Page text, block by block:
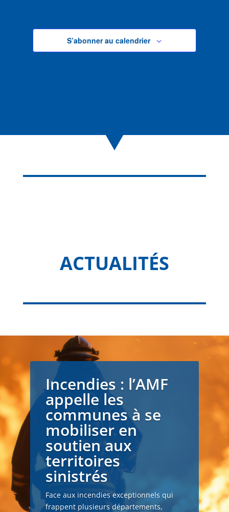
S’abonner au calendrier
ACTUALITÉS
Incendies : l’AMF
appelle les
communes à se
mobiliser en
soutien aux
territoires
sinistrés
Face aux incendies exceptionnels qui
frappent plusieurs départements,